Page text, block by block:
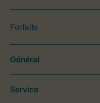
Forfaits
Général
Service